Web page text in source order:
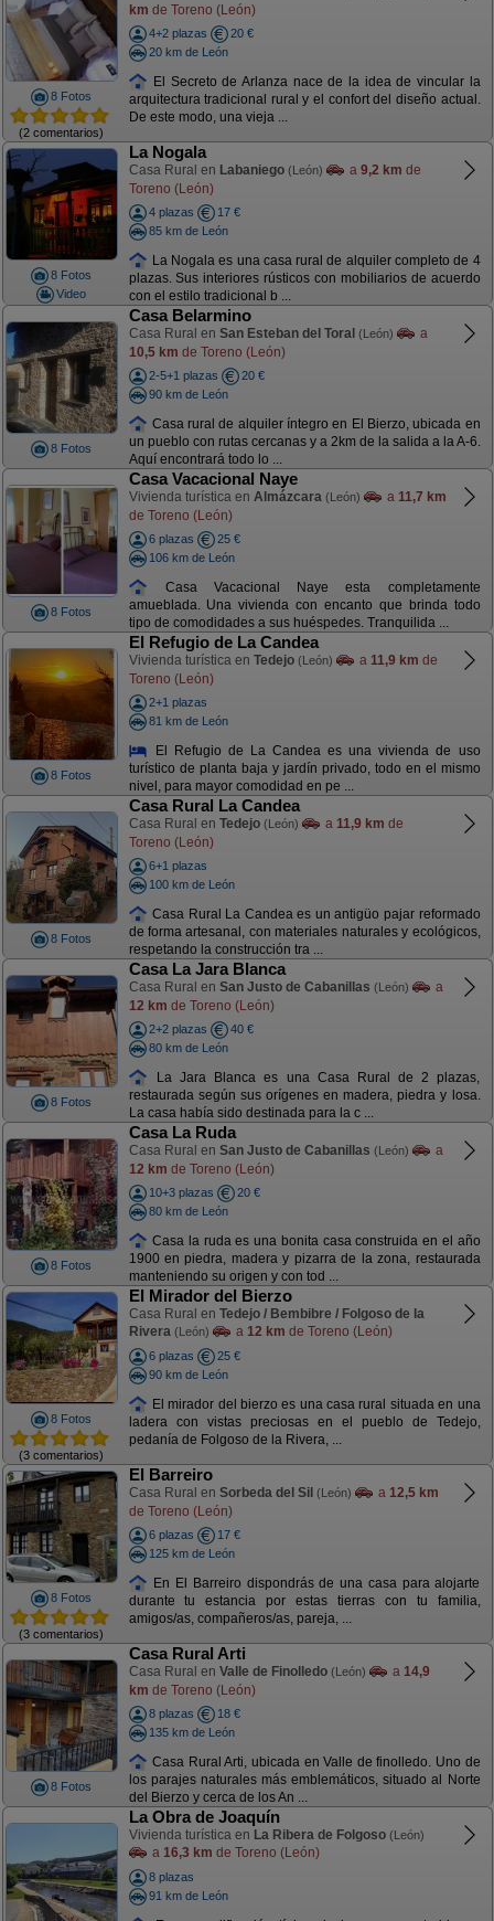
8 Fotos
(2 comentarios)
km de Toreno (León)
4+2 plazas
20 €
20 km de León
El Secreto de Arlanza nace de la idea de vincular la
arquitectura tradicional rural y el confort del diseño actual.
De este modo, una vieja ...
8 Fotos
Video
La Nogala
Casa Rural en Labaniego (León) a 9,2 km de
Toreno (León)
4 plazas
17 €
85 km de León
La Nogala es una casa rural de alquiler completo de 4
plazas. Sus interiores rústicos con mobiliarios de acuerdo
con el estilo tradicional b ...
8 Fotos
Casa Belarmino
Casa Rural en San Esteban del Toral (León)
a
10,5 km de Toreno (León)
2-5+1 plazas
20 €
90 km de León
Casa rural de alquiler íntegro en El Bierzo, ubicada en
un pueblo con rutas cercanas y a 2km de la salida a la A-6.
Aquí encontrará todo lo ...
8 Fotos
Casa Vacacional Naye
Vivienda turística en Almázcara (León) a 11,7 km
de Toreno (León)
6 plazas
25 €
106 km de León
Casa Vacacional Naye esta completamente
amueblada. Una vivienda con encanto que brinda todo
tipo de comodidades a sus huéspedes. Tranquilida ...
8 Fotos
El Refugio de La Candea
Vivienda turística en Tedejo (León) a 11,9 km de
Toreno (León)
2+1 plazas
81 km de León
El Refugio de La Candea es una vivienda de uso
turístico de planta baja y jardín privado, todo en el mismo
nivel, para mayor comodidad en pe ...
8 Fotos
Casa Rural La Candea
Casa Rural en Tedejo (León) a 11,9 km de
Toreno (León)
6+1 plazas
100 km de León
Casa Rural La Candea es un antigüo pajar reformado
de forma artesanal, con materiales naturales y ecológicos,
respetando la construcción tra ...
8 Fotos
Casa La Jara Blanca
Casa Rural en San Justo de Cabanillas (León)
a
12 km de Toreno (León)
2+2 plazas
40 €
80 km de León
La Jara Blanca es una Casa Rural de 2 plazas,
restaurada según sus orígenes en madera, piedra y losa.
La casa había sido destinada para la c ...
8 Fotos
Casa La Ruda
Casa Rural en San Justo de Cabanillas (León)
a
12 km de Toreno (León)
10+3 plazas
20 €
80 km de León
Casa la ruda es una bonita casa construida en el año
1900 en piedra, madera y pizarra de la zona, restaurada
manteniendo su origen y con tod ...
8 Fotos
(3 comentarios)
El Mirador del Bierzo
Casa Rural en Tedejo / Bembibre / Folgoso de la
Rivera (León) a 12 km de Toreno (León)
6 plazas
25 €
90 km de León
El mirador del bierzo es una casa rural situada en una
ladera con vistas preciosas en el pueblo de Tedejo,
pedanía de Folgoso de la Rivera, ...
8 Fotos
(3 comentarios)
El Barreiro
Casa Rural en Sorbeda del Sil (León) a 12,5 km
de Toreno (León)
6 plazas
17 €
125 km de León
En El Barreiro dispondrás de una casa para alojarte
durante tu estancia por estas tierras con tu familia,
amigos/as, compañeros/as, pareja, ...
8 Fotos
Casa Rural Arti
Casa Rural en Valle de Finolledo (León) a 14,9
km de Toreno (León)
8 plazas
18 €
135 km de León
Casa Rural Arti, ubicada en Valle de finolledo. Uno de
los parajes naturales más emblemáticos, situado al Norte
del Bierzo y cerca de los An ...
La Obra de Joaquín
Vivienda turística en La Ribera de Folgoso (León)
a 16,3 km de Toreno (León)
8 plazas
91 km de León